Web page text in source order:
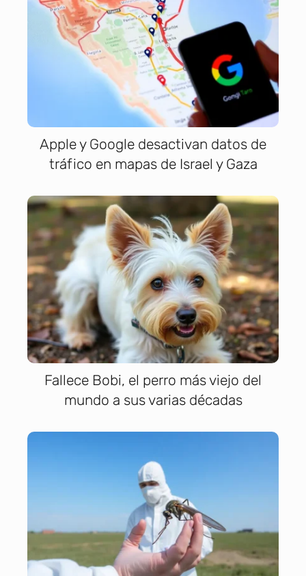
Apple y Google desactivan datos de
tráfico en mapas de Israel y Gaza
Fallece Bobi, el perro más viejo del
mundo a sus varias décadas